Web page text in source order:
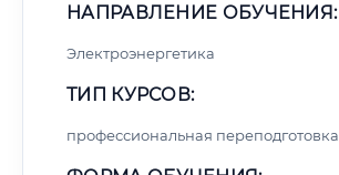
НАПРАВЛЕНИЕ ОБУЧЕНИЯ:
Электроэнергетика
ТИП КУРСОВ:
профессиональная переподготовка